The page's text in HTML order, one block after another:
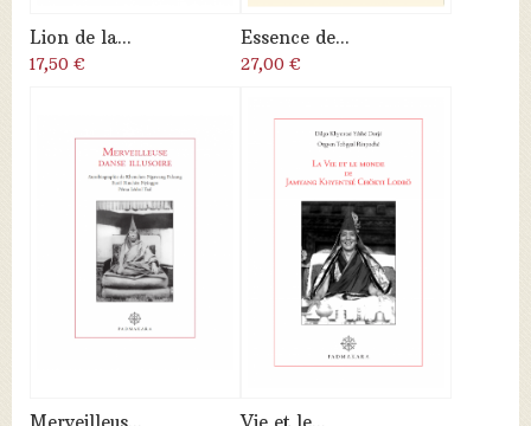
Lion de la...
17,50 €
Essence de...
27,00 €